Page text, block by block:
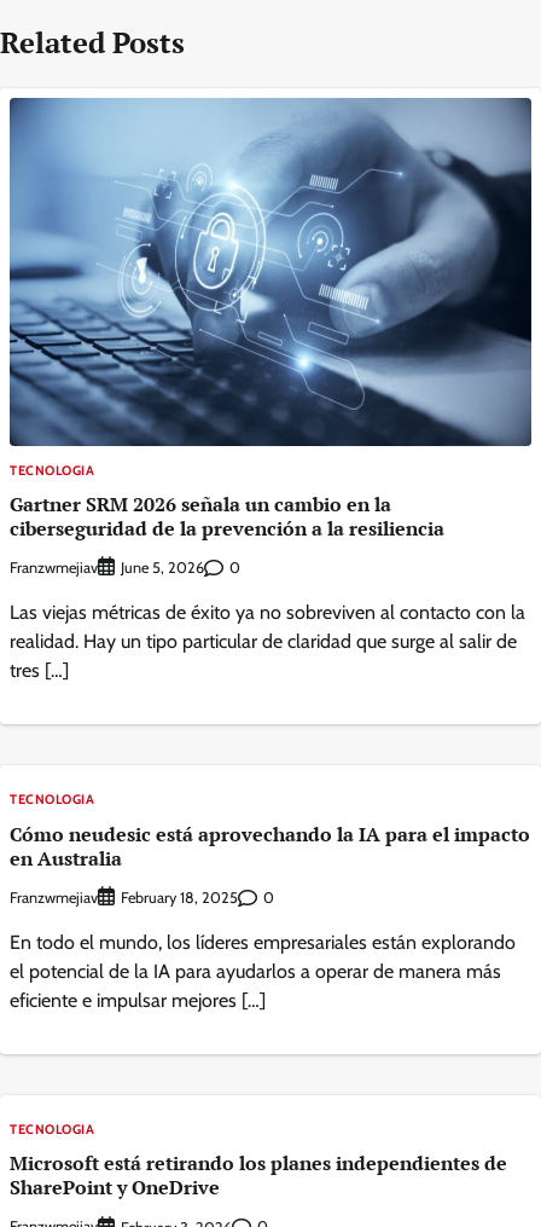
Related Posts
TECNOLOGIA
Gartner SRM 2026 señala un cambio en la
ciberseguridad de la prevención a la resiliencia
Franzwmejiav June 5, 2026 0
Las viejas métricas de éxito ya no sobreviven al contacto con la
realidad. Hay un tipo particular de claridad que surge al salir de
tres […]
TECNOLOGIA
Cómo neudesic está aprovechando la IA para el impacto
en Australia
Franzwmejiav February 18, 2025 0
En todo el mundo, los líderes empresariales están explorando
el potencial de la IA para ayudarlos a operar de manera más
eficiente e impulsar mejores […]
TECNOLOGIA
Microsoft está retirando los planes independientes de
SharePoint y OneDrive